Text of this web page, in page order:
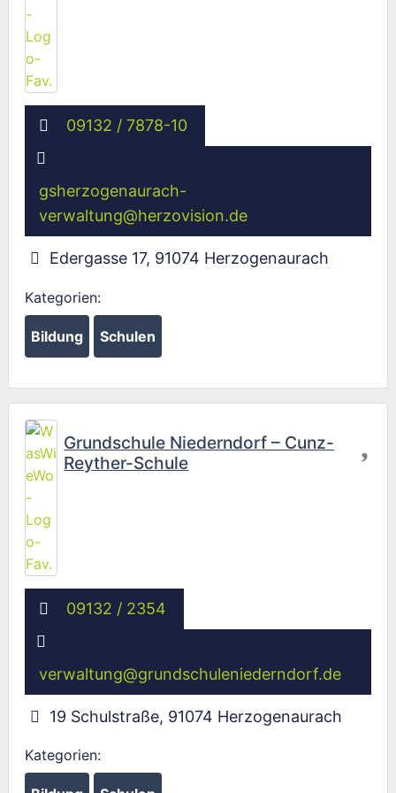
09132 / 7878-10
gsherzogenaurach-
verwaltung@herzovision.de
Edergasse 17, 91074 Herzogenaurach
Kategorien:
Bildung Schulen
Grundschule Niederndorf – Cunz-
Reyther-Schule
09132 / 2354
verwaltung@grundschuleniederndorf.de
19 Schulstraße, 91074 Herzogenaurach
Kategorien: